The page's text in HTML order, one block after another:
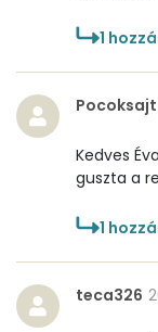
1
Pocoksajt
Kedves
guszta a
1
teca326